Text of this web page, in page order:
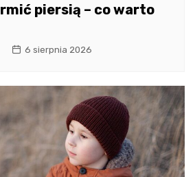
piersią – co warto
6 sierpnia 2026